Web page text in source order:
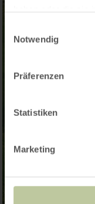
Notwendig
Präferenzen
Statistiken
Marketing